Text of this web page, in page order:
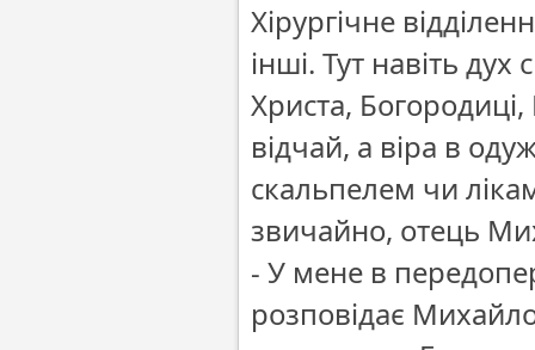
Хірургічне
інші. Тут навіть
Христа,
відчай, а віра в
скальпелем чи
звичайно, отець
- У мене в
розповідає